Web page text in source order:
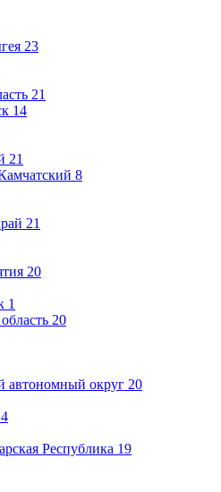
23
21
14
21
8
21
20
1
20
автономный округ 20
4
Республика 19